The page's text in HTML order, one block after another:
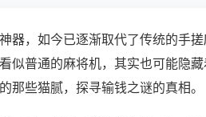
器，如今已逐渐取代了传统的手
似普通的麻将机，其实也可能隐
那些猫腻，探寻输钱之谜的真相。